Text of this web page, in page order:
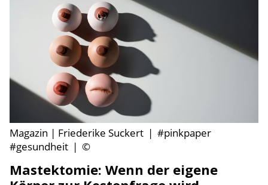
Magazin | Friederike Suckert | #pinkpaper
#gesundheit | ©
Mastektomie: Wenn der eigene